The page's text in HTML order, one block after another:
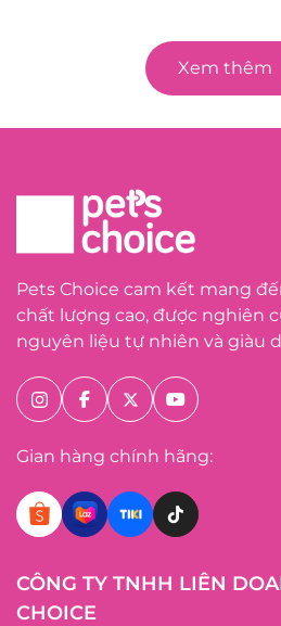
Xem thêm
Pets Choice cam kết mang
chất lượng cao, được nghiên
nguyên liệu tự nhiên và giàu
Gian hàng chính hãng:
CÔNG TY TNHH LIÊN
CHOICE